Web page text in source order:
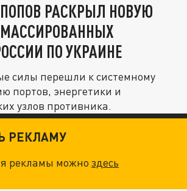
РАСКРЫЛ НОВУЮ
ПО УКРАИНЕ
силы перешли к системному
портов, энергетики и
узлов противника.
РЕКЛАМУ
рекламы можноздесь